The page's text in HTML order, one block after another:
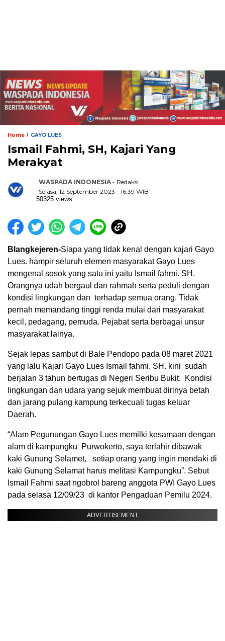
Home / GAYO LUES
Ismail Fahmi, SH, Kajari Yang
Merakyat
WASPADA INDONESIA - Redaksi
Selasa, 12 September 2023 - 16:39 WIB
50325 views
Blangkejeren-Siapa yang tidak kenal dengan kajari Gayo
Lues. hampir seluruh elemen masyarakat Gayo Lues
mengenal sosok yang satu ini yaitu Ismail fahmi. SH.
Orangnya udah bergaul dan rahmah serta peduli dengan
kondisi lingkungan dan terhadap semua orang. Tidak
pernah memandang tinggi renda mulai dari masyarakat
kecil, pedagang, pemuda. Pejabat serta berbagai unsur
masyarakat lainya.
Sejak lepas sambut di Bale Pendopo pada 08 maret 2021
yang lalu Kajari Gayo Lues Ismail fahmi. SH. kini sudah
berjalan 3 tahun bertugas di Negeri Seribu Bukit. Kondisi
lingkungan dan udara yang sejuk membuat dirinya betah
dan jarang pulang kampung terkecuali tugas keluar
Daerah.
“Alam Pegunungan Gayo Lues memilki kesamaan dengan
alam di kampungku Purwokerto, saya terlahir dibawak
kaki Gunung Selamet, setiap orang yang ingin mendaki di
kaki Gunung Selamat harus melitasi Kampungku”. Sebut
Ismail Fahmi saat ngobrol bareng anggota PWI Gayo Lues
pada selasa 12/09/23 di kantor Pengaduan Pemilu 2024.
ADVERTISEMENT